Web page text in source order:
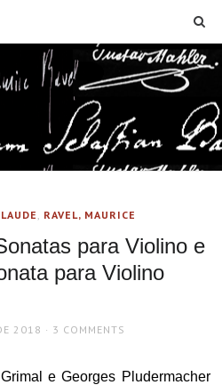
, RAVEL, MAURICE
para Violino e
para Violino
2018 3 COMMENTS
e Georges Pludermacher